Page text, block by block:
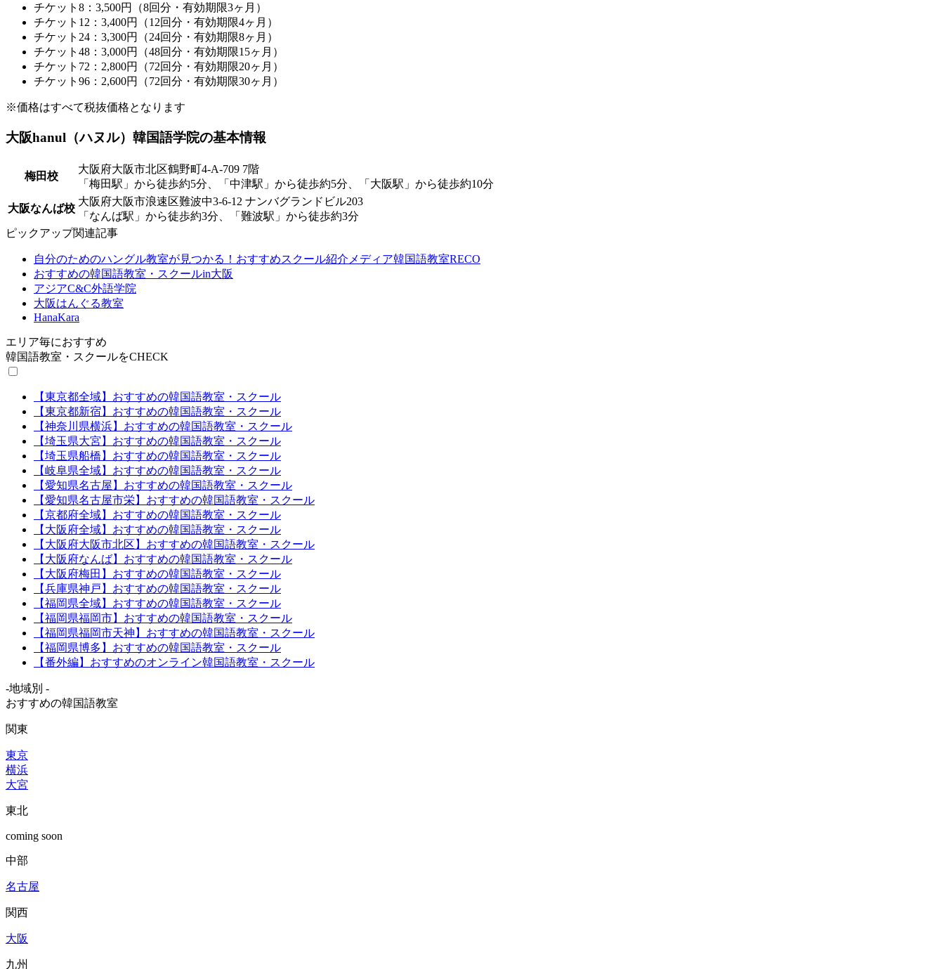
チケット8：3,500円（8回分・有効期限3ヶ月）
チケット12：3,400円（12回分・有効期限4ヶ月）
チケット24：3,300円（24回分・有効期限8ヶ月）
チケット48：3,000円（48回分・有効期限15ヶ月）
チケット72：2,800円（72回分・有効期限20ヶ月）
チケット96：2,600円（72回分・有効期限30ヶ月）
※価格はすべて税抜価格となります
大阪hanul（ハヌル）韓国語学院の基本情報
梅田校
大阪府大阪市北区鶴野町4-A-709 7階
「梅田駅」から徒歩約5分、「中津駅」から徒歩約5分、「大阪駅」から徒歩約10分
大阪なんば校
大阪府大阪市浪速区難波中3-6-12 ナンバグランドビル203
「なんば駅」から徒歩約3分、「難波駅」から徒歩約3分
ピックアップ関連記事
自分のためのハングル教室が見つかる！おすすめスクール紹介メディア韓国語教室RECO
おすすめの韓国語教室・スクールin大阪
アジアC&C外語学院
大阪はんぐる教室
HanaKara
エリア毎におすすめ
韓国語教室・スクールをCHECK
【東京都全域】おすすめの韓国語教室・スクール
【東京都新宿】おすすめの韓国語教室・スクール
【神奈川県横浜】おすすめの韓国語教室・スクール
【埼玉県大宮】おすすめの韓国語教室・スクール
【埼玉県船橋】おすすめの韓国語教室・スクール
【岐阜県全域】おすすめの韓国語教室・スクール
【愛知県名古屋】おすすめの韓国語教室・スクール
【愛知県名古屋市栄】おすすめの韓国語教室・スクール
【京都府全域】おすすめの韓国語教室・スクール
【大阪府全域】おすすめの韓国語教室・スクール
【大阪府大阪市北区】おすすめの韓国語教室・スクール
【大阪府なんば】おすすめの韓国語教室・スクール
【大阪府梅田】おすすめの韓国語教室・スクール
【兵庫県神戸】おすすめの韓国語教室・スクール
【福岡県全域】おすすめの韓国語教室・スクール
【福岡県福岡市】おすすめの韓国語教室・スクール
【福岡県福岡市天神】おすすめの韓国語教室・スクール
【福岡県博多】おすすめの韓国語教室・スクール
【番外編】おすすめのオンライン韓国語教室・スクール
-地域別 -
おすすめの韓国語教室
関東
東京
横浜
大宮
東北
coming soon
中部
名古屋
関西
大阪
九州